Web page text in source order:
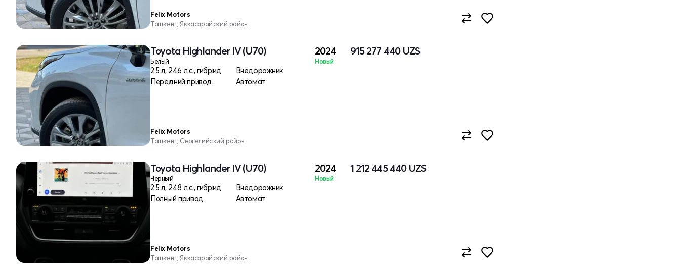
Felix Motors
Ташкент, Яккасарайский район
Toyota Highlander IV (U70)
Белый
2.5 л, 246 л.с., гибрид
Внедорожник
Передний привод
Автомат
2024
Новый
915 277 440 UZS
Felix Motors
Ташкент, Сергелийский район
Toyota Highlander IV (U70)
Черный
2.5 л, 248 л.с., гибрид
Внедорожник
Полный привод
Автомат
2024
Новый
1 212 445 440 UZS
Felix Motors
Ташкент, Яккасарайский район